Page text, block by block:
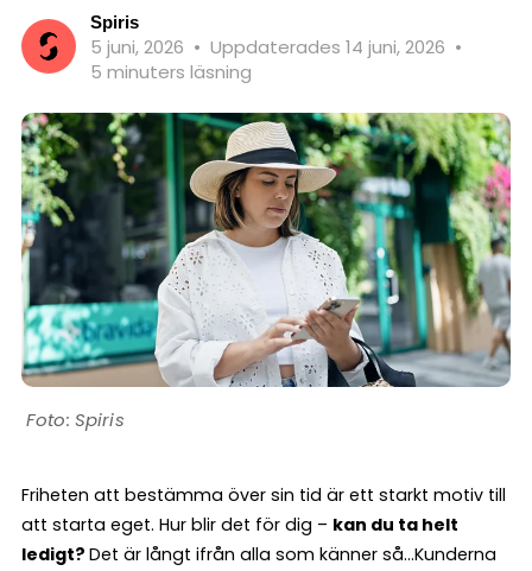
Spiris
5 juni, 2026 • Uppdaterades 14 juni, 2026 •
5 minuters läsning
Spiris
Friheten att bestämma över sin tid är ett starkt motiv till
att starta eget. Hur blir det för dig – kan du ta helt
ledigt? Det är långt ifrån alla som känner så…Kunderna